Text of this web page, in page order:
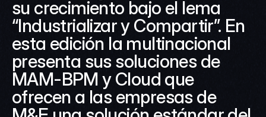
su crecimiento bajo el lema
“Industrializar y Compartir”. En
esta edición la multinacional
presenta sus soluciones de
MAM-BPM y Cloud que
ofrecen a las empresas de